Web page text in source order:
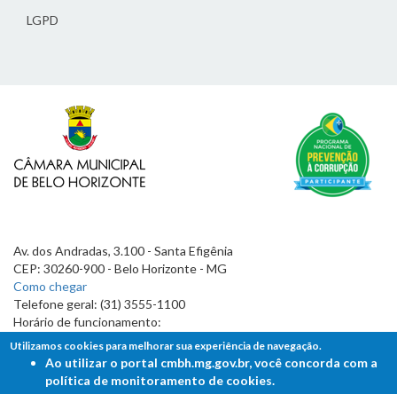
LGPD
Av. dos Andradas, 3.100 - Santa Efigênia
CEP: 30260-900 - Belo Horizonte - MG
Como chegar
Telefone geral: (31) 3555-1100
Horário de funcionamento:
7h às 19h
Utilizamos cookies para melhorar sua experiência de navegação.
Ao utilizar o portal cmbh.mg.gov.br, você concorda com a
política de monitoramento de cookies.